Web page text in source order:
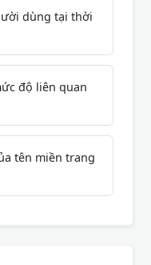
dùng tại thời
độ liên quan
tên miền trang